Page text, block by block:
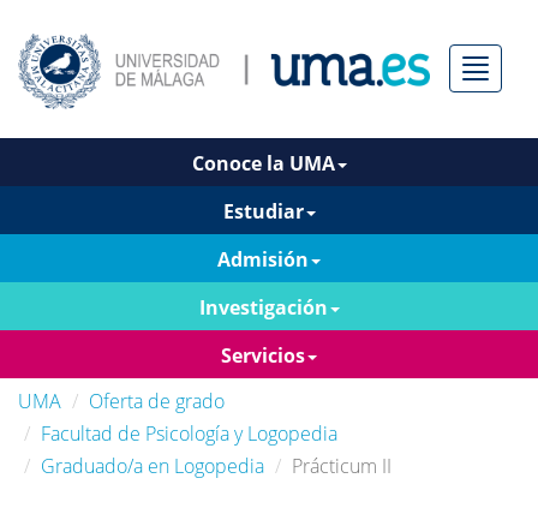
Menú
Conoce la UMA
Estudiar
Admisión
Investigación
Servicios
UMA
Oferta de grado
Facultad de Psicología y Logopedia
Graduado/a en Logopedia
Prácticum II